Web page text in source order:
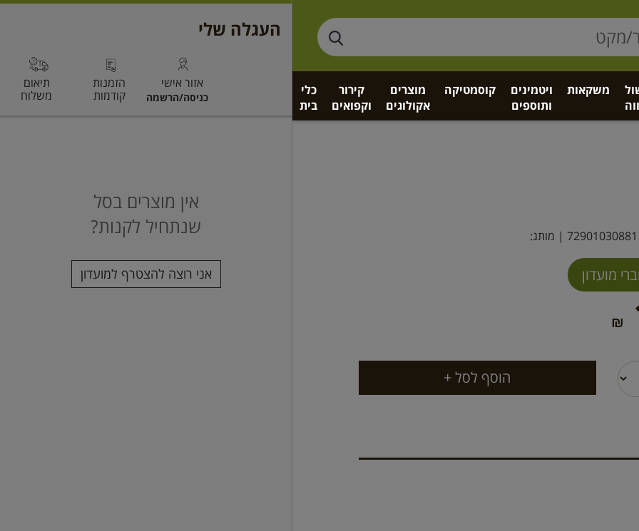
משקאות
ויטמינים
ותוספים
קוסמטיקה
מוצרים
אקולוגים
קירור
וקפואים
כלי
בית
| מותג:
₪